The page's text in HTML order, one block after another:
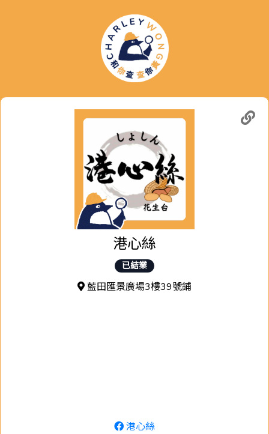
港心絲
已結業
藍田匯景廣場3樓39號鋪
港心絲